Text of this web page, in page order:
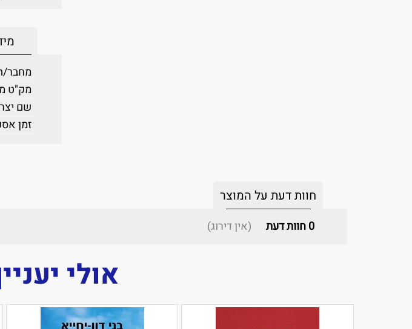
מק"ט
שם
זמן
חוות דעת על המוצר
0חוות דעת (אין דירוג)
אולי